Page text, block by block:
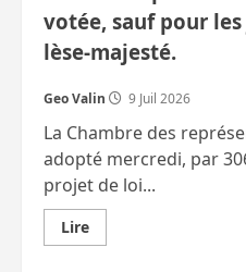
votée, sauf pour
lèse-majesté.
Geo Valin 9 Juil 2026
La Chambre des
adopté mercredi, par
projet de loi...
LireEn
savoir